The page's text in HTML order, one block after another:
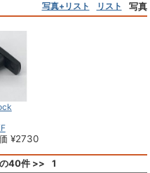
写真+リスト リスト 写真
¥2730
40件 >> 1